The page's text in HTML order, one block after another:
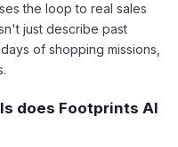
the loop to real sales
just describe past
of shopping missions,
does Footprints AI